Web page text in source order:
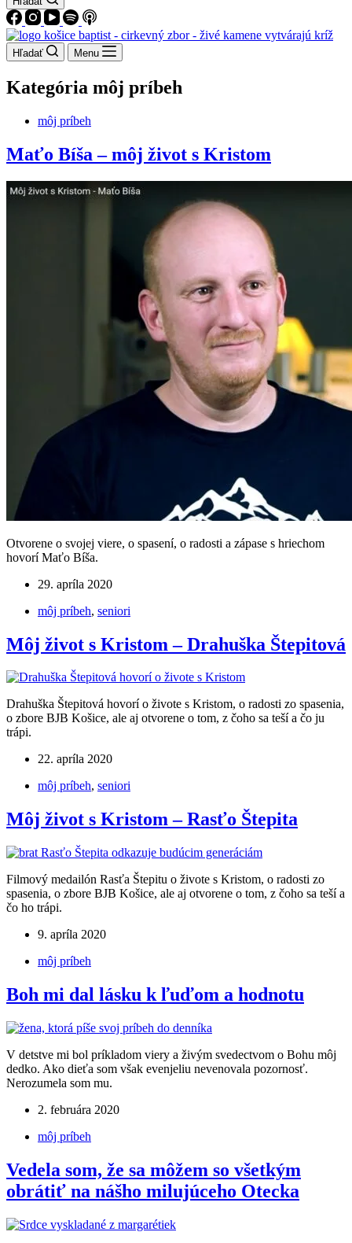
Hľadať Menu
Kategória môj príbeh
môj príbeh
Maťo Bíša – môj život s Kristom
Otvorene o svojej viere, o spasení, o radosti a zápase s hriechom
hovorí Maťo Bíša.
29. apríla 2020
môj príbeh, seniori
Môj život s Kristom – Drahuška Štepitová
Drahuška Štepitová hovorí o živote s Kristom, o radosti zo spasenia,
o zbore BJB Košice, ale aj otvorene o tom, z čoho sa teší a čo ju
trápi.
22. apríla 2020
môj príbeh, seniori
Môj život s Kristom – Rasťo Štepita
Filmový medailón Rasťa Štepitu o živote s Kristom, o radosti zo
spasenia, o zbore BJB Košice, ale aj otvorene o tom, z čoho sa teší a
čo ho trápi.
9. apríla 2020
môj príbeh
Boh mi dal lásku k ľuďom a hodnotu
V detstve mi bol príkladom viery a živým svedectvom o Bohu môj
dedko. Ako dieťa som však evenjeliu nevenovala pozornosť.
Nerozumela som mu.
2. februára 2020
môj príbeh
Vedela som, že sa môžem so všetkým
obrátiť na nášho milujúceho Otecka